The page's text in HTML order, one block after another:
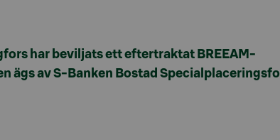
har beviljats ett eftertraktat BREEAM-
ägs av S-Banken Bostad